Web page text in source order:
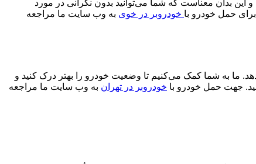
این بدان معناست که شما می‌توانید بدون نگرانی در مورد
حمل خودرو با خودروبر در خوی به وب سایت ما مراجعه
ما به شما کمک می‌کنیم تا وضعیت خودرو را بهتر درک کنید و
جهت حمل خودرو با خودروبر در تهران به وب سایت ما مراجعه